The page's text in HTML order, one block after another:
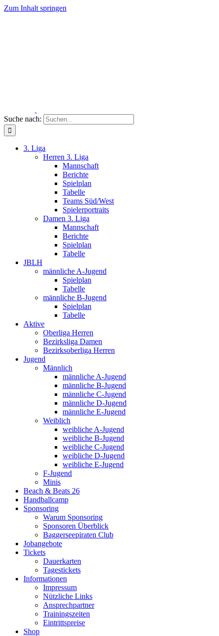
Zum Inhalt springen
Suche nach:
3. Liga
Herren 3. Liga
Mannschaft
Berichte
Spielplan
Tabelle
Teams Süd/West
Spielerportraits
Damen 3. Liga
Mannschaft
Berichte
Spielplan
Tabelle
JBLH
männliche A-Jugend
Spielplan
Tabelle
männliche B-Jugend
Spielplan
Tabelle
Aktive
Oberliga Herren
Bezirksliga Damen
Bezirksoberliga Herren
Jugend
Männlich
männliche A-Jugend
männliche B-Jugend
männliche C-Jugend
männliche D-Jugend
männliche E-Jugend
Weiblich
weibliche A-Jugend
weibliche B-Jugend
weibliche C-Jugend
weibliche D-Jugend
weibliche E-Jugend
F-Jugend
Minis
Beach & Beats 26
Handballcamp
Sponsoring
Warum Sponsoring
Sponsoren Überblick
Baggerseepiraten Club
Jobangebote
Tickets
Dauerkarten
Tagestickets
Informationen
Impressum
Nützliche Links
Ansprechpartner
Trainingszeiten
Eintrittspreise
Shop